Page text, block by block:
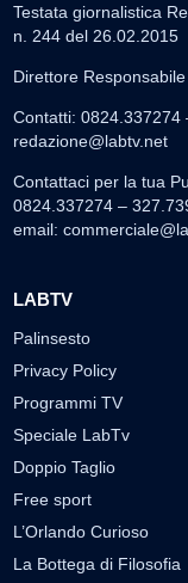
Testata giornalistica
n. 244 del 26.02.2015
Direttore
Contatti: 0824.337274
redazione@labtv.net
Contattaci per la tua
0824.337274 –
email:
LABTV
Palinsesto
Privacy Policy
Programmi TV
Speciale LabTv
Doppio Taglio
Free sport
L’Orlando Curioso
La Bottega di Filosofia